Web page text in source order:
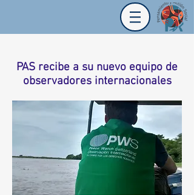
PAS recibe a su nuevo equipo de
observadores internacionales